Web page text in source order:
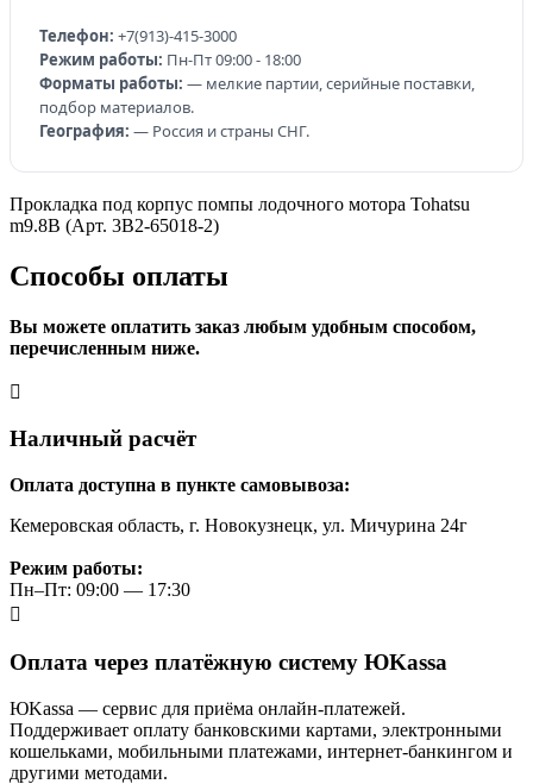
Телефон: +7(913)-415-3000
Режим работы: Пн-Пт 09:00 - 18:00
Форматы работы: — мелкие партии, серийные поставки,
подбор материалов.
География: — Россия и страны СНГ.
Прокладка под корпус помпы лодочного мотора Tohatsu
m9.8B (Арт. 3B2-65018-2)
Способы оплаты
Вы можете оплатить заказ любым удобным способом,
перечисленным ниже.
Наличный расчёт
Оплата доступна в пункте самовывоза:
Кемеровская область, г. Новокузнецк, ул. Мичурина 24г
Режим работы:
Пн–Пт: 09:00 — 17:30
Оплата через платёжную систему ЮKassa
ЮKassa — сервис для приёма онлайн-платежей.
Поддерживает оплату банковскими картами, электронными
кошельками, мобильными платежами, интернет-банкингом и
другими методами.